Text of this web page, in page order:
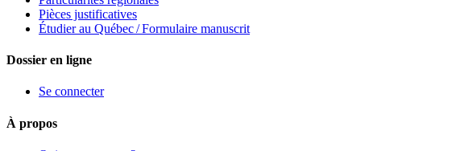
Pièces justificatives
Étudier au Québec / Formulaire manuscrit
Dossier en ligne
Se connecter
À propos